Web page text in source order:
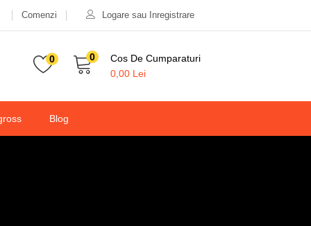
Comenzi Logare sau Inregistrare
0 0
Cos De Cumparaturi
0,00 Lei
Blog
2.555,00lei
Valabilitate:Stoc epuizat